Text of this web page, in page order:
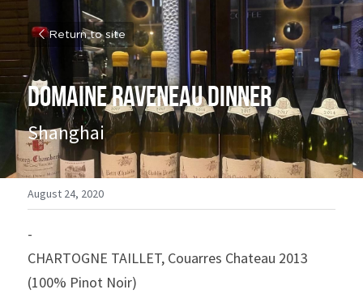
Return to site
Domaine Raveneau dinner
Shanghai
August 24, 2020
-
CHARTOGNE TAILLET, Couarres Chateau 2013
(100% Pinot Noir)